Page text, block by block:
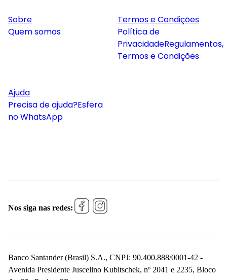
Sobre
Quem somos
Termos e Condições
Política de
PrivacidadeRegulamentos,
Termos e Condições
Ajuda
Precisa de ajuda?Esfera
no WhatsApp
Nos siga nas redes:
Banco Santander (Brasil) S.A., CNPJ: 90.400.888/0001-42 -
Avenida Presidente Juscelino Kubitschek, nº 2041 e 2235, Bloco